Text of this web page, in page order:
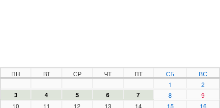
ПН ВТ СР ЧТ ПТ СБ
ВС
1
2
3 4 5 6 7 8
9
10
11 12 13 14 15
16